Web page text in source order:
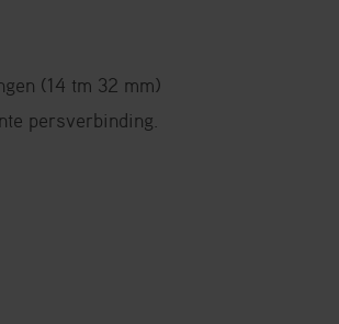
(14 tm 32 mm)
persverbinding.